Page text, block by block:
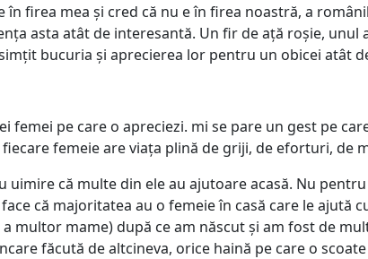
firea mea și cred că nu e în firea noastră, a
asta atât de interesantă. Un fir de ață roșie,
bucuria și aprecierea lor pentru un obicei atât
femei pe care o apreciezi. mi se pare un gest pe
femeie are viața plină de griji, de eforturi, de
uimire că multe din ele au ajutoare acasă. Nu
că majoritatea au o femeie în casă care le ajută
multor mame) după ce am născut și am fost de
făcută de altcineva, orice haină pe care o